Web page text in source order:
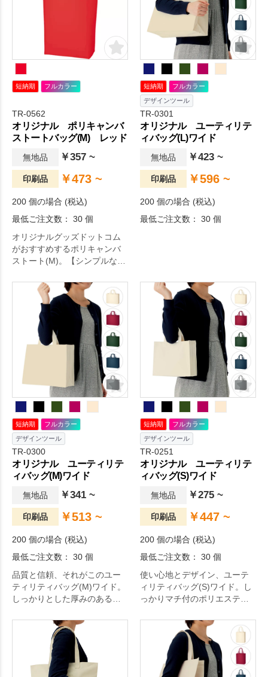
ございます。一度使えば手放
せなくなること間違いなし。
がございます。毎日の生活を
より快適に。
短納期 フルカラー
TR-0562
オリジナル ポリキャンバ
ストートバッグ(M) レッド
無地品 ￥357 ~
印刷品 ￥473 ~
200 個の場合 (税込)
最低ご注文数： 30 個
オリジナルグッズドットコム
がおすすめするポリキャンバ
ストート(M)。【シンプルなの
ビビットなお出かけバッグを
お求めであればこちらをご利
用ください。A4サイズも入れ
られる全8色展開のポリエステ
ルバッグです。日々の生活を
ちょっぴり豊かにするアイテ
ムです。
短納期
フルカラー
デザインツール
TR-0301
オリジナル ユーティリテ
ィバッグ(L)ワイド
無地品 ￥423 ~
印刷品 ￥596 ~
200 個の場合 (税込)
最低ご注文数： 30 個
短納期
フルカラー
デザインツール
TR-0300
オリジナル ユーティリテ
ィバッグ(M)ワイド
無地品 ￥341 ~
印刷品 ￥513 ~
200 個の場合 (税込)
最低ご注文数： 30 個
品質と信頼、それがこのユー
ティリティバッグ(M)ワイド。
しっかりとした厚みのあるポ
角いフォルムが特徴のユーテ
ィリティバッグ。A4サイズが
入りマチもしっかりある為、
展示会や説明会の際に資料を
入れてのお渡しやお子様向け
短納期
フルカラー
デザインツール
TR-0251
オリジナル ユーティリテ
ィバッグ(S)ワイド
無地品 ￥275 ~
印刷品 ￥447 ~
200 個の場合 (税込)
最低ご注文数： 30 個
使い心地とデザイン、ユーテ
ィリティバッグ(S)ワイド。し
っかりマチ付のポリエステル
トルの収容が可能な大きさで
す。シックな色合いが魅力な6
色展開でご用意しておりま
す。日々の生活をちょっぴり
豊かにするアイテムです。